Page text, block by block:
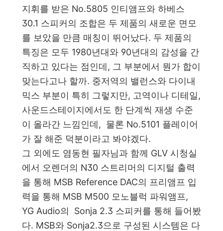
지휘를 받은 No.5805 인티앰프와 하베스
30.1 스피커의 조합은 두 제품의 새로운 면모
를 보았을 만큼 매칭이 뛰어났다. 두 제품의
특징은 모두 1980년대와 90년대의 감성을 간
직하고 있다는 점인데, 그 부분에서 뭔가 합이
맞는다고나 할까. 중저역의 밸런스와 다이내
믹스 부분이 특히 그렇지만, 고역이나 디테일,
사운드스테이지에서도 한 단계씩 재생 수준
이 올라간 느낌인데, 물론 No.5101 플레이어
가 잘 해준 덕분이라고 봐야겠다.
그 외에도 염동현 필자님과 함께 GLV 시청실
에서 오렌더의 N30 스트리머의 디지털 출력
을 통해 MSB Reference DAC의 프리앰프 입
력을 통해 MSB M500 모노블럭 파워앰프,
YG Audio의 Sonja 2.3 스피커를 통해 들어봤
다. MSB와 Sonja2.3으로 구성된 시스템은 다